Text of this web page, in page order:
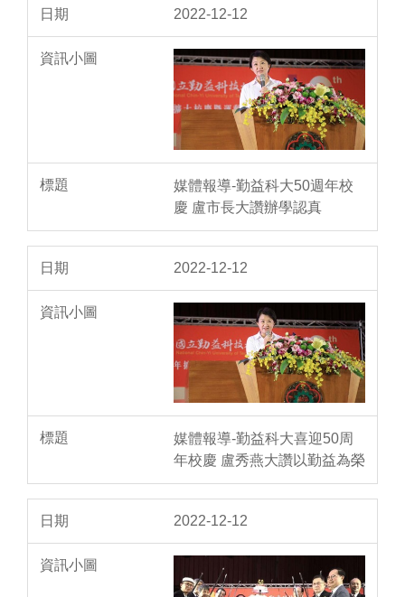
2022-12-12
媒體報導-勤益科大50週年校
慶 盧市長大讚辦學認真
2022-12-12
媒體報導-勤益科大喜迎50周
年校慶 盧秀燕大讚以勤益為榮
2022-12-12